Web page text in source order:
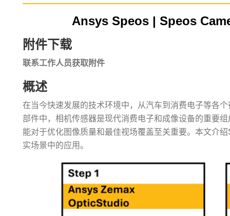
Ansys Speos | Speos
附件下载
联系工作人员获取附件
概述
在当今快速发展的技术环境中，从汽车到消费电子等各
部件中，相机传感器是现代消费电子和成像设备的重要
能对于优化图像质量和最佳视场覆盖至关重要。本文介
实场景中的应用。